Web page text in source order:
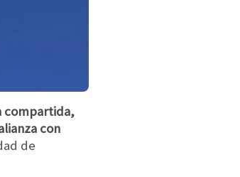
compartida,
con
de